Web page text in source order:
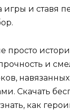
игры и ставя
просто
и
навязанных
Скачать
как